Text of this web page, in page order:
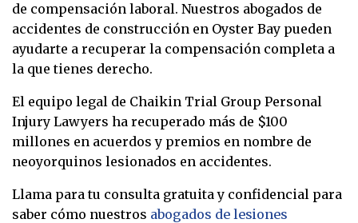
de compensación laboral. Nuestros abogados de
accidentes de construcción en Oyster Bay pueden
ayudarte a recuperar la compensación completa a
la que tienes derecho.
El equipo legal de Chaikin Trial Group Personal
Injury Lawyers ha recuperado más de $100
millones en acuerdos y premios en nombre de
neoyorquinos lesionados en accidentes.
Llama para tu consulta gratuita y confidencial para
saber cómo nuestros abogados de lesiones